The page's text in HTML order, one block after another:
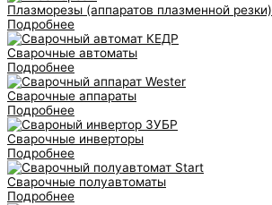
Плазморезы (аппаратов плазменной резки)
Подробнее
Сварочные автоматы
Подробнее
Сварочные аппараты
Подробнее
Сварочные инверторы
Подробнее
Сварочные полуавтоматы
Подробнее